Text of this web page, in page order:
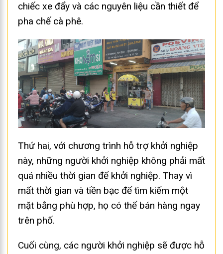
chiếc xe đẩy và các nguyên liệu cần thiết để
pha chế cà phê.
Thứ hai, với chương trình hỗ trợ khởi nghiệp
này, những người khởi nghiệp không phải mất
quá nhiều thời gian để khởi nghiệp. Thay vì
mất thời gian và tiền bạc để tìm kiếm một
mặt bằng phù hợp, họ có thể bán hàng ngay
trên phố.
Cuối cùng, các người khởi nghiệp sẽ được hỗ